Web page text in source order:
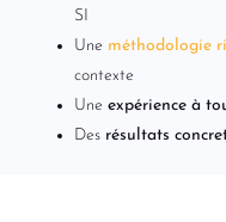
SI
Une méthodologie
contexte
Uneexpérience à
Des résultats